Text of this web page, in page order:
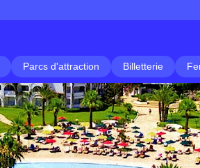
Parcs d'attraction Billetterie